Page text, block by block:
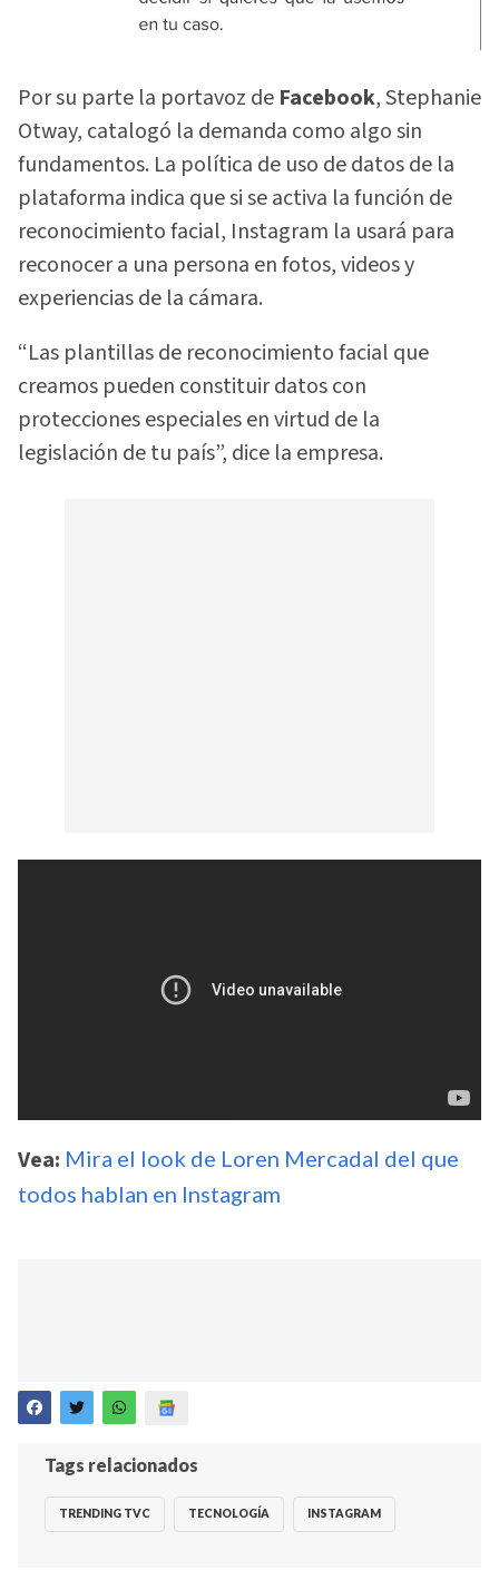
Por su parte la portavoz de Facebook, Stephanie
Otway, catalogó la demanda como algo sin
fundamentos. La política de uso de datos de la
plataforma indica que si se activa la función de
reconocimiento facial, Instagram la usará para
reconocer a una persona en fotos, videos y
experiencias de la cámara.
“Las plantillas de reconocimiento facial que
creamos pueden constituir datos con
protecciones especiales en virtud de la
legislación de tu país”, dice la empresa.
Vea: Mira el look de Loren Mercadal del que
todos hablan en Instagram
Tags relacionados
TRENDING TVC TECNOLOGÍA INSTAGRAM